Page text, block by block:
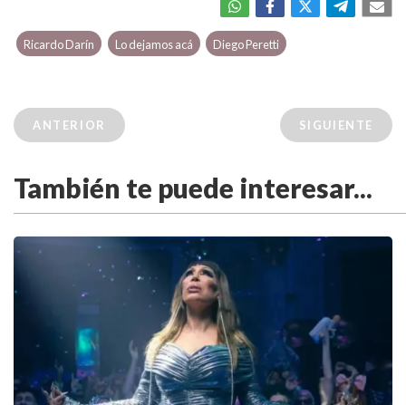
Ricardo Darín Lo dejamos acá Diego Peretti
ANTERIOR SIGUIENTE
También te puede interesar...